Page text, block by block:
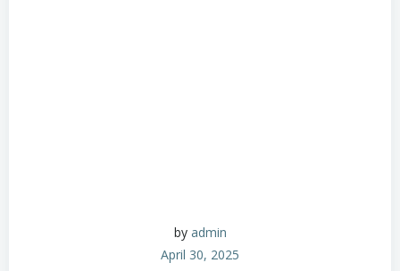
by admin
April 30, 2025